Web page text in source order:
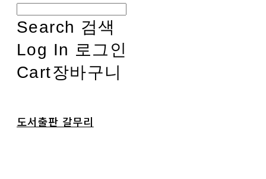
Search 검색
Log In 로그인
Cart장바구니
도서출판 갈무리